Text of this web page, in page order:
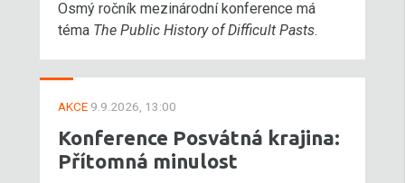
Osmý ročník mezinárodní konference má
téma The Public History of Difficult Pasts.
AKCE 9.9.2026, 13:00
Konference Posvátná krajina:
Přítomná minulost